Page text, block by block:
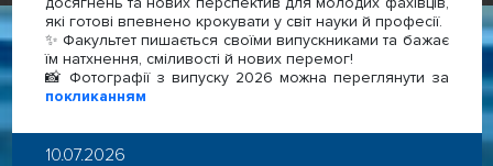
які готові впевнено крокувати у світ науки й професії.
✨ Факультет пишається своїми випускниками та бажає
їм натхнення, сміливості й нових перемог!
📸 Фотографії з випуску 2026 можна переглянути за
покликанням
10.07.2026